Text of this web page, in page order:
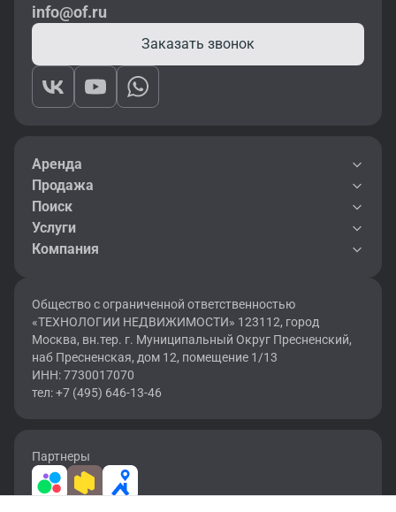
info@of.ru
Заказать звонок
Аренда
Продажа
Поиск
Услуги
Компания
Общество с ограниченной ответственностью
«ТЕХНОЛОГИИ НЕДВИЖИМОСТИ» 123112, город
Москва, вн.тер. г. Муниципальный Округ Пресненский,
наб Пресненская, дом 12, помещение 1/13
ИНН: 7730017070
тел: +7 (495) 646-13-46
Партнеры